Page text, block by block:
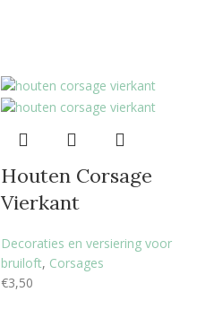
Houten Corsage
Vierkant
Decoraties en versiering voor
bruiloft, Corsages
€3,50